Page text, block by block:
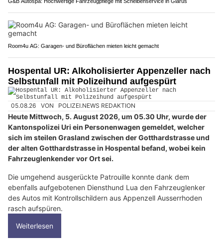
Room4u AG: Garagen- und Büroflächen mieten leicht gemacht
Hospental UR: Alkoholisierter Appenzeller nach
Selbstunfall mit Polizeihund aufgespürt
05.08.26 VON POLIZEI.NEWS REDAKTION
Heute Mittwoch, 5. August 2026, um 05.30 Uhr, wurde der
Kantonspolizei Uri ein Personenwagen gemeldet, welcher
sich im steilen Grasland zwischen der Gotthardstrasse und
der alten Gotthardstrasse in Hospental befand, wobei kein
Fahrzeuglenkender vor Ort sei.
Die umgehend ausgerückte Patrouille konnte dank dem
ebenfalls aufgebotenen Diensthund Lua den Fahrzeuglenker
des Autos mit Kontrollschildern aus Appenzell Ausserrhoden
rasch aufspüren.
Weiterlesen